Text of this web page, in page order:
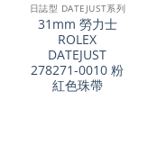
日誌型 DATEJUST系列
31mm 勞力士
ROLEX
DATEJUST
278271-0010 粉
紅色珠帶